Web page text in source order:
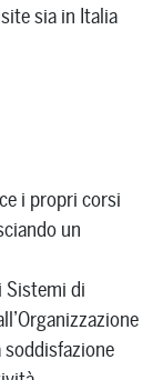
sia in Italia
i propri corsi
un
Sistemi di
soddisfazione